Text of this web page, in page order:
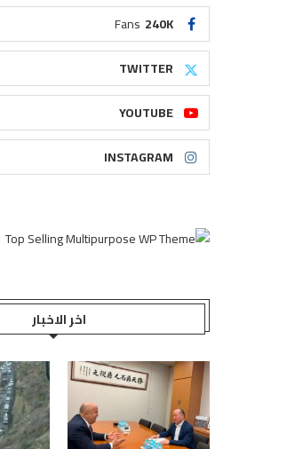
240K
Fans
TWITTER
YOUTUBE
INSTAGRAM
اخر الاخبار